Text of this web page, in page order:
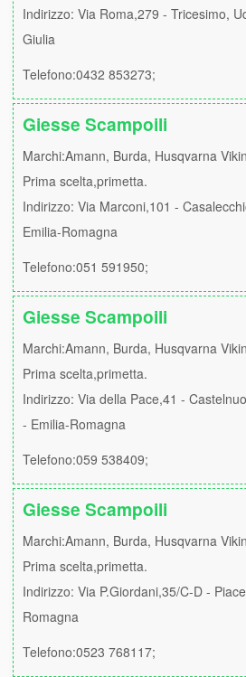
Indirizzo: Via Roma,279 - Tricesimo,
Giulia
Telefono:0432 853273;
Giesse Scampoili
Marchi:Amann, Burda, Husqvarna
Prima scelta,primetta.
Indirizzo: Via Marconi,101 -
Emilia-Romagna
Telefono:051 591950;
Giesse Scampoili
Marchi:Amann, Burda, Husqvarna
Prima scelta,primetta.
Indirizzo: Via della Pace,41 -
- Emilia-Romagna
Telefono:059 538409;
Giesse Scampoili
Marchi:Amann, Burda, Husqvarna
Prima scelta,primetta.
Indirizzo: Via P.Giordani,35/C-D -
Romagna
Telefono:0523 768117;